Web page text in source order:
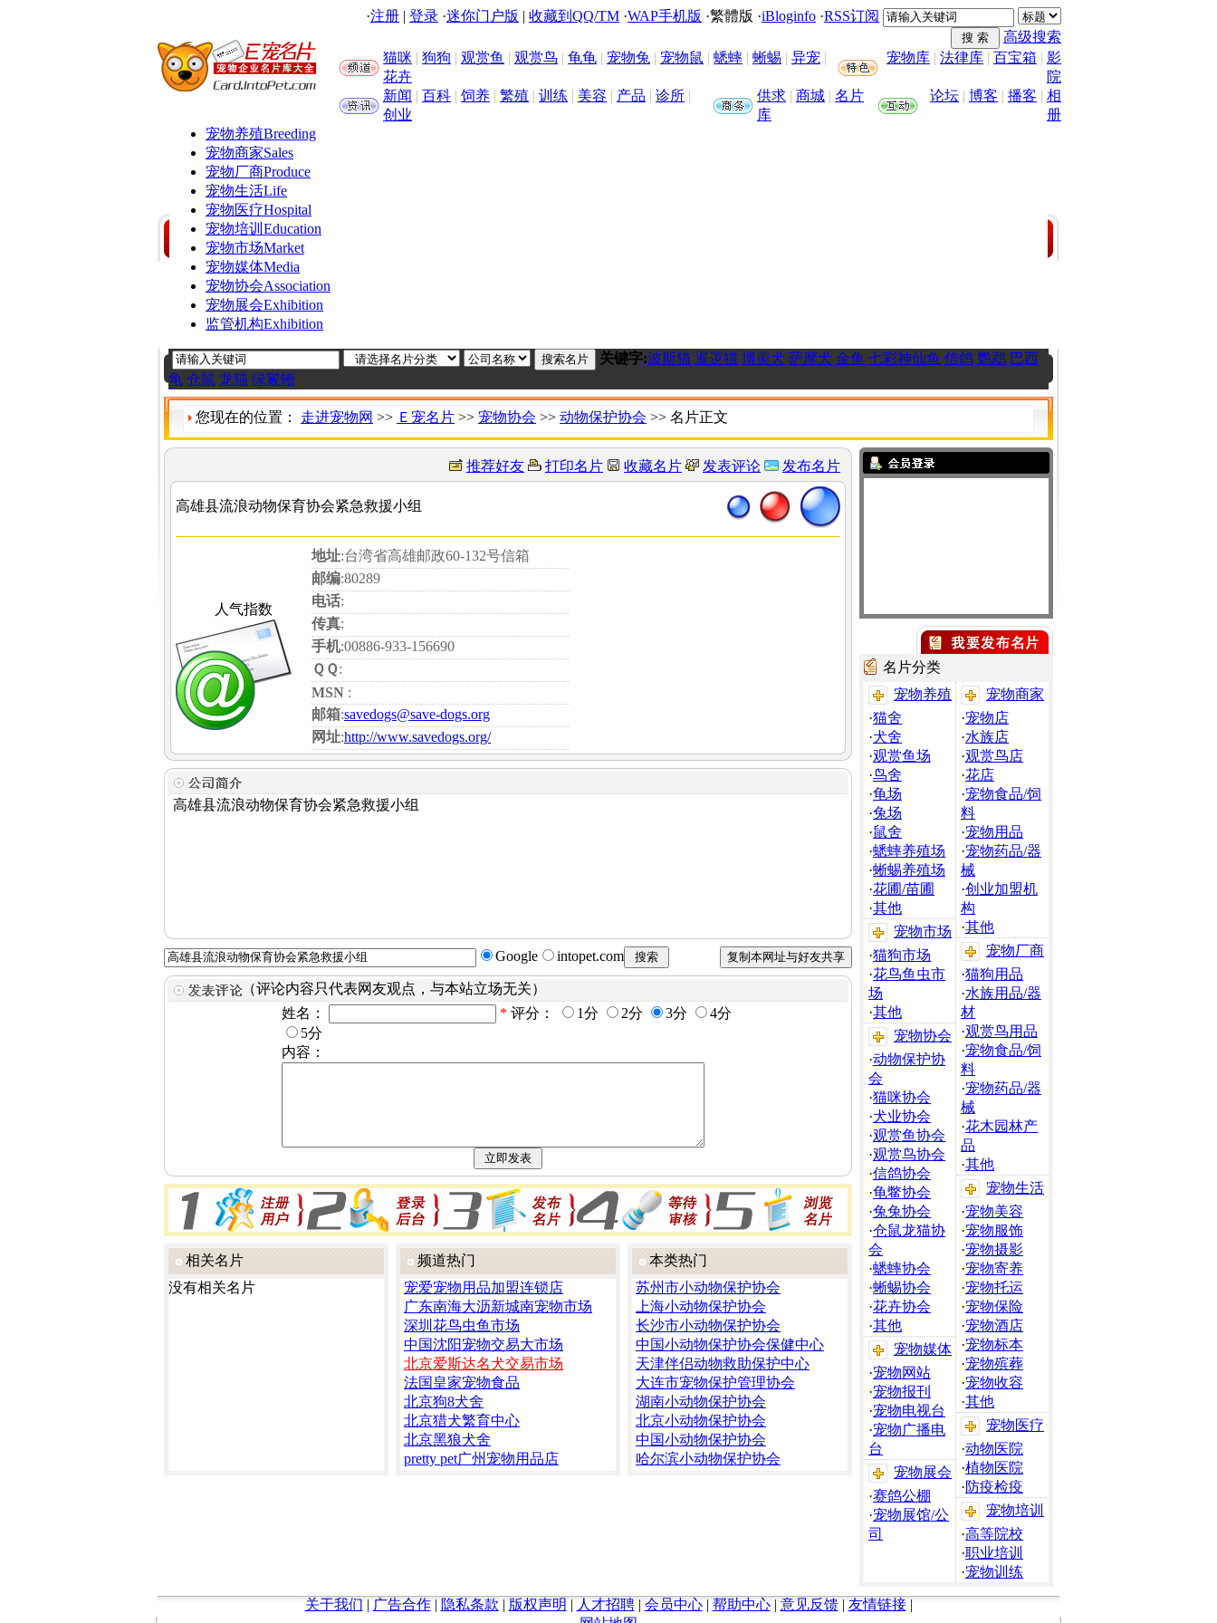
·注册 | 登录 ·迷你门户版 | 收藏到QQ/TM ·WAP手机版 ·繁體版 ·iBloginfo ·RSS订阅
高级搜索
猫咪 | 狗狗 | 观赏鱼 | 观赏鸟 | 龟龟 | 宠物兔 | 宠物鼠 | 蟋蟀 | 蜥蜴 | 异宠 |
花卉
宠物库 | 法律库 | 百宝箱 | 影
院
新闻 | 百科 | 饲养 | 繁殖 | 训练 | 美容 | 产品 | 诊所 |
创业
供求 | 商城 | 名片
库
论坛 | 博客 | 播客 | 相
册
宠物养殖Breeding
宠物商家Sales
宠物厂商Produce
宠物生活Life
宠物医疗Hospital
宠物培训 Education
宠物市场Market
宠物媒体Media
宠物协会Association
宠物展会Exhibition
监管机构Exhibition
关键字:波斯猫 暹逻猫 博美犬 萨摩犬 金鱼 七彩神仙鱼 信鸽 鹦鹉 巴西
龟 仓鼠 龙猫 绿鬣蜥
您现在的位置： 走进宠物网 >> Ｅ宠名片 >> 宠物协会 >> 动物保护协会 >> 名片正文
推荐好友 打印名片 收藏名片 发表评论 发布名片
高雄县流浪动物保育协会紧急救援小组
人气指数
地址:台湾省高雄邮政60-132号信箱
邮编:80289
电话:
传真:
手机:00886-933-156690
ＱＱ:
MSN :
邮箱:savedogs@save-dogs.org
网址:http://www.savedogs.org/
高雄县流浪动物保育协会紧急救援小组
Google intopet.com
（评论内容只代表网友观点，与本站立场无关）
姓名：
* 评分： 1分 2分 3分
4分
5分
内容：
相关名片
没有相关名片
频道热门
宠爱宠物用品加盟连锁店
广东南海大沥新城南宠物市场
深圳花鸟虫鱼市场
中国沈阳宠物交易大市场
北京爱斯达名犬交易市场
法国皇家宠物食品
北京狗8犬舍
北京猎犬繁育中心
北京黑狼犬舍
pretty pet广州宠物用品店
本类热门
苏州市小动物保护协会
上海小动物保护协会
长沙市小动物保护协会
中国小动物保护协会保健中心
天津伴侣动物救助保护中心
大连市宠物保护管理协会
湖南小动物保护协会
北京小动物保护协会
中国小动物保护协会
哈尔滨小动物保护协会
名片分类
宠物养殖
·猫舍
·犬舍
·观赏鱼场
·鸟舍
·龟场
·兔场
·鼠舍
·蟋蟀养殖场
·蜥蜴养殖场
·花圃/苗圃
·其他
宠物市场
·猫狗市场
·花鸟鱼虫市
场
·其他
宠物协会
·动物保护协
会
·猫咪协会
·犬业协会
·观赏鱼协会
·观赏鸟协会
·信鸽协会
·龟鳖协会
·兔兔协会
·仓鼠龙猫协
会
·蟋蟀协会
·蜥蜴协会
·花卉协会
·其他
宠物媒体
·宠物网站
·宠物报刊
·宠物电视台
·宠物广播电
台
宠物展会
·赛鸽公棚
·宠物展馆/公
司
宠物商家
·宠物店
·水族店
·观赏鸟店
·花店
·宠物食品/饲
料
·宠物用品
·宠物药品/器
械
·创业加盟机
构
·其他
宠物厂商
·猫狗用品
·水族用品/器
材
·观赏鸟用品
·宠物食品/饲
料
·宠物药品/器
械
·花木园林产
品
·其他
宠物生活
·宠物美容
·宠物服饰
·宠物摄影
·宠物寄养
·宠物托运
·宠物保险
·宠物酒店
·宠物标本
·宠物殡葬
·宠物收容
·其他
宠物医疗
·动物医院
·植物医院
·防疫检疫
宠物培训
·高等院校
·职业培训
·宠物训练
关于我们 | 广告合作| 隐私条款 | 版权声明 | 人才招聘| 会员中心| 帮助中心| 意见反馈| 友情链接|